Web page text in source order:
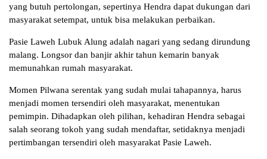
yang butuh pertolongan, sepertinya Hendra dapat dukungan dari
masyarakat setempat, untuk bisa melakukan perbaikan.
Pasie Laweh Lubuk Alung adalah nagari yang sedang dirundung
malang. Longsor dan banjir akhir tahun kemarin banyak
memunahkan rumah masyarakat.
Momen Pilwana serentak yang sudah mulai tahapannya, harus
menjadi momen tersendiri oleh masyarakat, menentukan
pemimpin. Dihadapkan oleh pilihan, kehadiran Hendra sebagai
salah seorang tokoh yang sudah mendaftar, setidaknya menjadi
pertimbangan tersendiri oleh masyarakat Pasie Laweh.